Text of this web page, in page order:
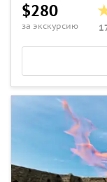
$280
за экскурсию